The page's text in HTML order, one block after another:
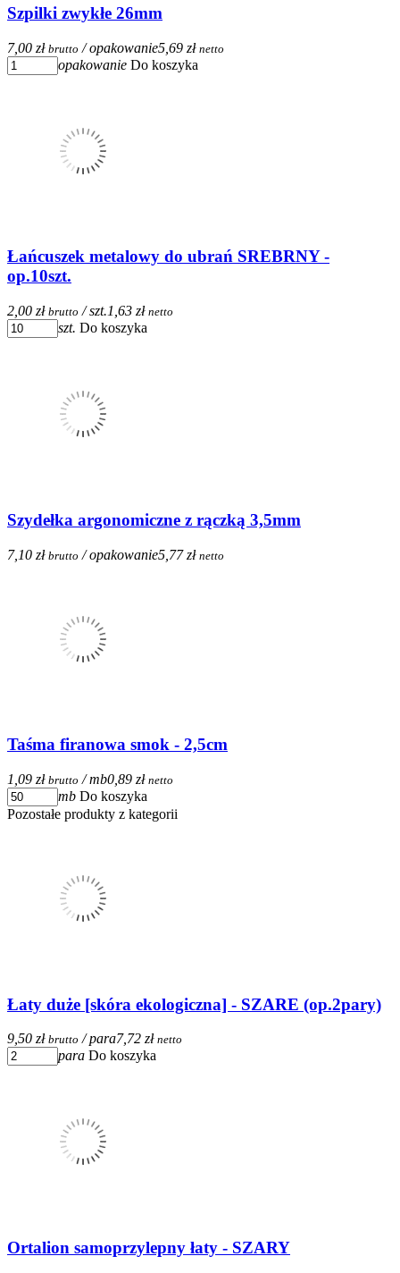
Szpilki zwykłe 26mm
7,00 zł brutto / opakowanie5,69 zł netto
opakowanie Do koszyka
Łańcuszek metalowy do ubrań SREBRNY -
op.10szt.
2,00 zł brutto / szt.1,63 zł netto
szt. Do koszyka
Szydełka argonomiczne z rączką 3,5mm
7,10 zł brutto / opakowanie5,77 zł netto
Taśma firanowa smok - 2,5cm
1,09 zł brutto / mb0,89 zł netto
mb Do koszyka
Pozostałe produkty z kategorii
Łaty duże [skóra ekologiczna] - SZARE (op.2pary)
9,50 zł brutto / para7,72 zł netto
para Do koszyka
Ortalion samoprzylepny łaty - SZARY